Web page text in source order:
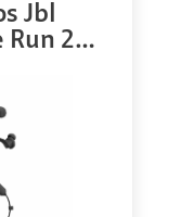
Jbl
Run 2